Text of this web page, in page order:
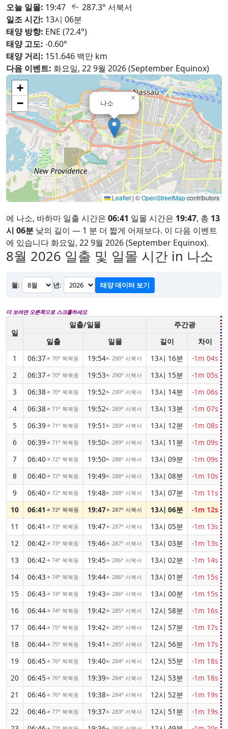
오늘 일몰: 19:47 ↑ 287.3° 서북서
일조 시간: 13시 06분
태양 방향: ENE (72.4°)
태양 고도: -0.60°
태양 거리: 151.646 백만 km
다음 이벤트: 화요일, 22 9월 2026 (September Equinox)
나소
×
+
−
Leaflet | ©OpenStreetMapcontributors
에 나소, 바하마 일출 시간은 06:41 일몰 시간은 19:47, 총 13
시 06분 낮의 길이 — 1 분 더 짧게 어제보다. 이 다음 이벤트
에 있습니다 화요일, 22 9월 2026 (September Equinox).
8월 2026 일출 및 일몰 시간 in 나소
월: 년: 태양 데이터 보기
더 보려면 오른쪽으로 스크롤하세요
일
일출/일몰 주간광
일출
일몰 길이
차이
1
06:37↑70° 북북동 19:54↑ 290° 서북서 13시 16분 -1m 04s
2
06:37↑70° 북북동 19:53↑ 290° 서북서 13시 15분 -1m 05s
3
06:38↑70° 북북동 19:52↑ 290° 서북서 13시 14분 -1m 06s
4
06:38↑71° 북북동 19:52↑ 289° 서북서 13시 13분 -1m 07s
5
06:39↑71° 북북동 19:51 ↑ 289° 서북서 13시 12분 -1m 08s
6
06:39↑71° 북북동 19:50↑ 289° 서북서 13시 11분 -1m 09s
7
06:40↑72° 북북동 19:50↑ 288° 서북서 13시 09분 -1m 09s
8
06:40↑72° 북북동 19:49↑ 288° 서북서 13시 08분 -1m 10s
9
06:40↑72° 북북동 19:48↑ 288° 서북서 13시 07분 -1m 11s
10
06:41 ↑72° 북북동 19:47↑287° 서북서 13시 06분 -1m 12s
11
06:41 ↑73° 북북동 19:47↑ 287° 서북서 13시 05분 -1m 13s
12
06:42↑73° 북북동 19:46↑ 287° 서북서 13시 03분 -1m 13s
13
06:42↑ 74° 북북동 19:45↑ 286° 서북서 13시 02분 -1m 14s
14
06:43↑ 74° 북북동 19:44↑ 286° 서북서 13시 01분 -1m 15s
15
06:43↑ 74° 북북동 19:43↑ 286° 서북서 13시 00분 -1m 15s
16
06:44↑ 74° 북북동 19:42↑ 285° 서북서 12시 58분 -1m 16s
17
06:44↑ 75° 북북동 19:42↑ 285° 서북서 12시 57분 -1m 17s
18
06:44↑ 75° 북북동 19:41 ↑ 285° 서북서 12시 56분 -1m 17s
19
06:45↑ 76° 북북동 19:40↑ 284° 서북서 12시 55분 -1m 18s
20
06:45↑ 76° 북북동 19:39↑ 284° 서북서 12시 53분 -1m 18s
21
06:46↑ 76° 북북동 19:38↑ 284° 서북서 12시 52분 -1m 19s
22
06:46↑ 77° 북북동 19:37↑ 283° 서북서 12시 51분 -1m 19s